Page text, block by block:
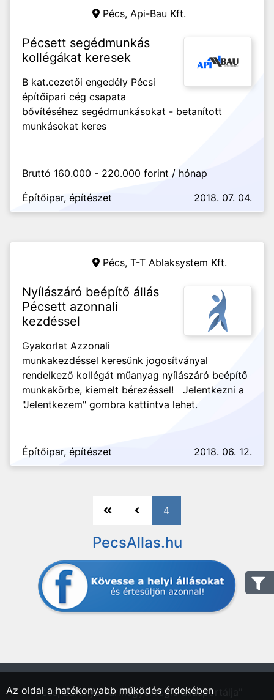
Pécs, Api-Bau Kft.
Pécsett segédmunkás
kollégákat keresek
B kat.cezetői engedély Pécsi
építőipari cég csapata
bővítéséhez segédmunkásokat - betanított
munkásokat keres
Bruttó 160.000 - 220.000 forint / hónap
Építőipar, építészet
2018. 07. 04.
Pécs, T-T Ablaksystem Kft.
Nyílászáró beépítő állás
Pécsett azonnali
kezdéssel
Gyakorlat Azzonali
munkakezdéssel keresünk jogosítványal
rendelkező kollégát műanyag nyílászáró beépítő
munkakörbe, kiemelt bérezéssel! Jelentkezni a
"Jelentkezem" gombra kattintva lehet.
Építőipar, építészet 2018. 06. 12.
4
PecsAllas.hu
"Pécs, Baranya vármegyei régió állásportálja"
Az oldal a hatékonyabb működés érdekében